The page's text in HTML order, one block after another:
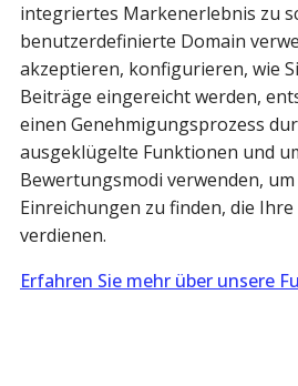
integriertes Markenerlebnis zu
benutzerdefinierte Domain
akzeptieren, konfigurieren, wie
Beiträge eingereicht werden,
einen Genehmigungsprozess
ausgeklügelte Funktionen und
Bewertungsmodi verwenden,
Einreichungen zu finden, die
verdienen.
Erfahren Sie mehr über unsere